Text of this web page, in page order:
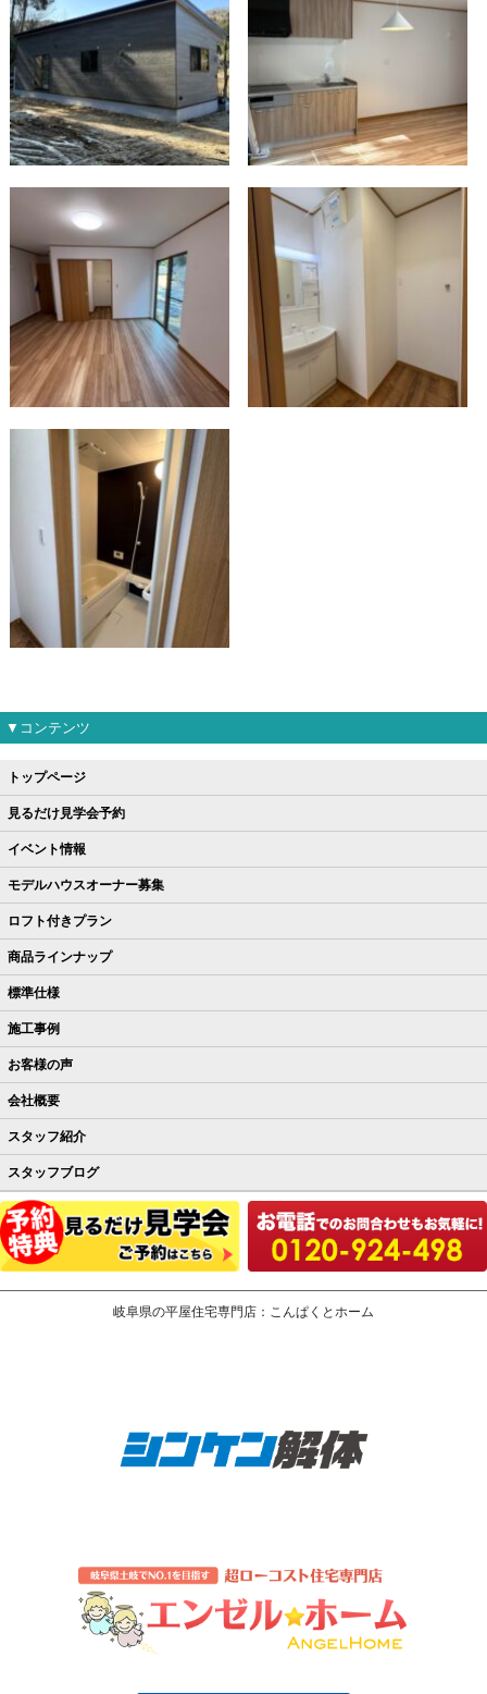
▼コンテンツ
トップページ
見るだけ見学会予約
イベント情報
モデルハウスオーナー募集
ロフト付きプラン
商品ラインナップ
標準仕様
施工事例
お客様の声
会社概要
スタッフ紹介
スタッフブログ
岐阜県の平屋住宅専門店：こんぱくとホーム